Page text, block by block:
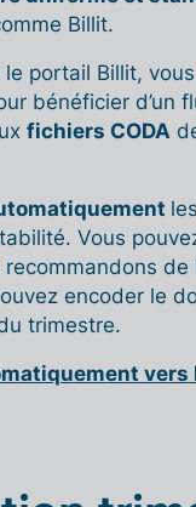
Billit.
portail Billit,
bénéficier d’un
fichiers CODA
Vous
de
encoder le
trimestre.